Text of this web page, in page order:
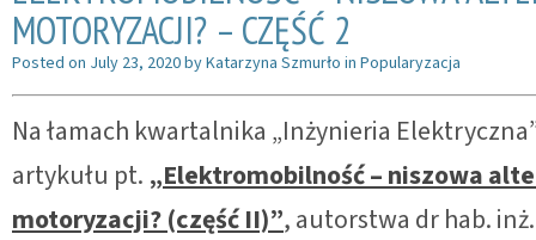
MOTORYZACJI? – CZĘŚĆ 2
Posted on July 23, 2020byKatarzyna Szmurło in Popularyzacja
Na łamach kwartalnika „Inżynieria
artykułu pt. „Elektromobilność – niszowa
motoryzacji? (część II)”, autorstwa dr hab.